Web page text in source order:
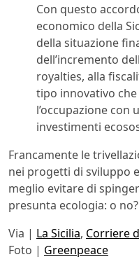
Con questo
economico della
della situazione
dell’incremento
royalties, alla
tipo innovativo
l’occupazione con
investimenti
Francamente le
nei progetti di sviluppo
meglio evitare di
presunta ecologia: o no?
Via | La Sicilia, Corriere
Foto | Greenpeace